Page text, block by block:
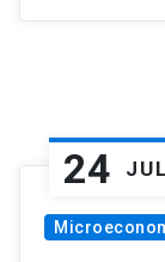
24 JUL